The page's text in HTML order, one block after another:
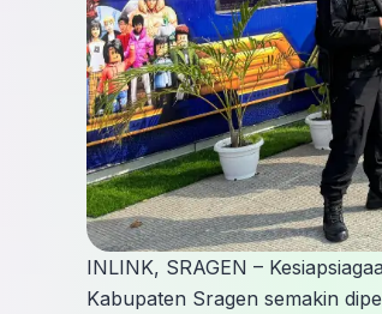
INLINK, SRAGEN –
Kabupaten Sragen semakin